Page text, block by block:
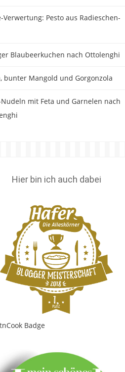
Verwertung: Pesto aus Radieschen-
Blaubeerkuchen nach Ottolenghi
bunter Mangold und Gorgonzola
Nudeln mit Feta und Garnelen nach
Hier bin ich auch dabei